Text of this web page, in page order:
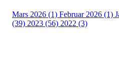
Mars 2026 (1) Februar 2026 (1)
(39) 2023 (56) 2022 (3)